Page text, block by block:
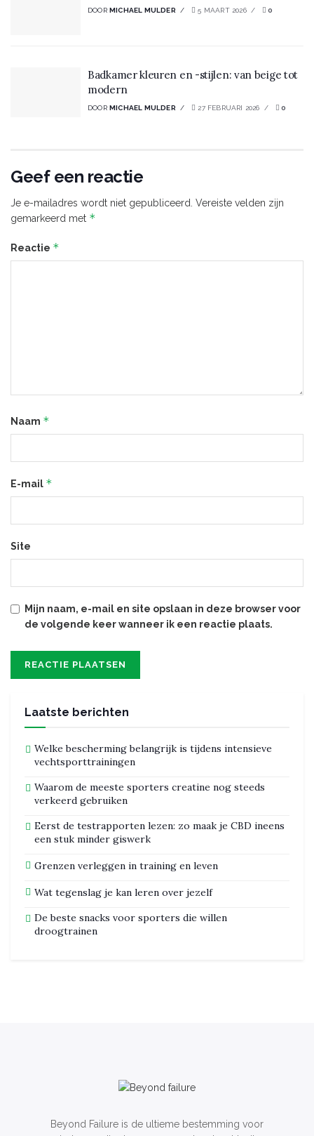
DOOR MICHAEL MULDER 5 MAART 2026 0
Badkamer kleuren en -stijlen: van beige tot
modern
DOOR MICHAEL MULDER 27 FEBRUARI 2026 0
Geef een reactie
Je e-mailadres wordt niet gepubliceerd. Vereiste velden zijn
gemarkeerd met *
Reactie *
Naam *
E-mail *
Site
Mijn naam, e-mail en site opslaan in deze browser voor
de volgende keer wanneer ik een reactie plaats.
Laatste berichten
Welke bescherming belangrijk is tijdens intensieve
vechtsporttrainingen
Waarom de meeste sporters creatine nog steeds
verkeerd gebruiken
Eerst de testrapporten lezen: zo maak je CBD ineens
een stuk minder giswerk
Grenzen verleggen in training en leven
Wat tegenslag je kan leren over jezelf
De beste snacks voor sporters die willen
droogtrainen
Beyond Failure is de ultieme bestemming voor